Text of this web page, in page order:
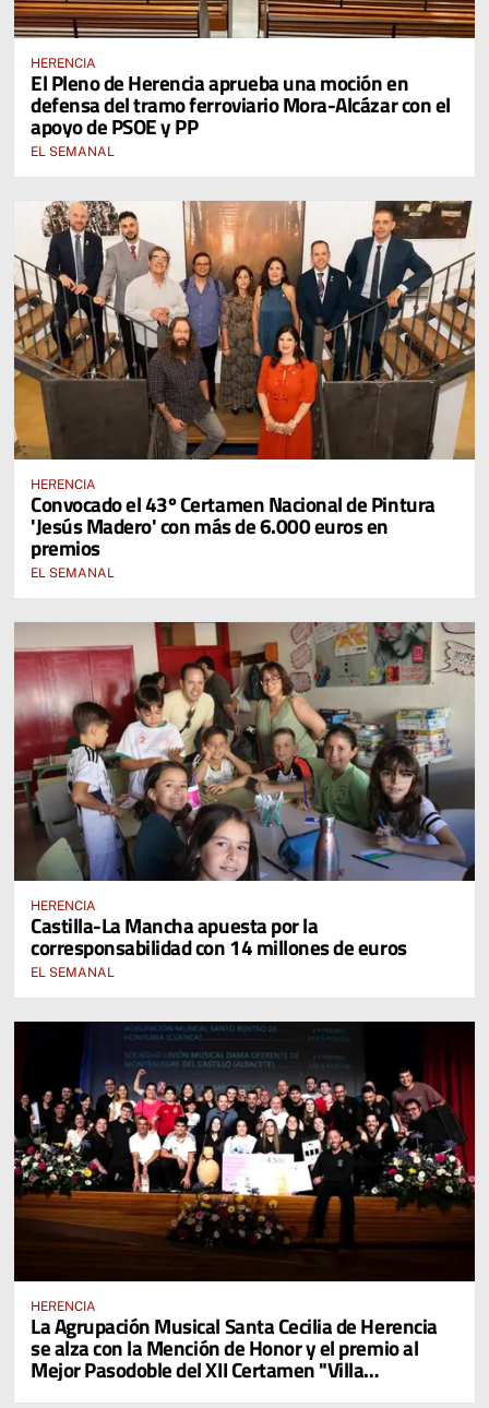
HERENCIA
El Pleno de Herencia aprueba una moción en
defensa del tramo ferroviario Mora-Alcázar con el
apoyo de PSOE y PP
EL SEMANAL
HERENCIA
Convocado el 43º Certamen Nacional de Pintura
'Jesús Madero' con más de 6.000 euros en
premios
EL SEMANAL
HERENCIA
Castilla-La Mancha apuesta por la
corresponsabilidad con 14 millones de euros
EL SEMANAL
HERENCIA
La Agrupación Musical Santa Cecilia de Herencia
se alza con la Mención de Honor y el premio al
Mejor Pasodoble del XII Certamen "Villa
Cervantina de Mota del Cuervo"